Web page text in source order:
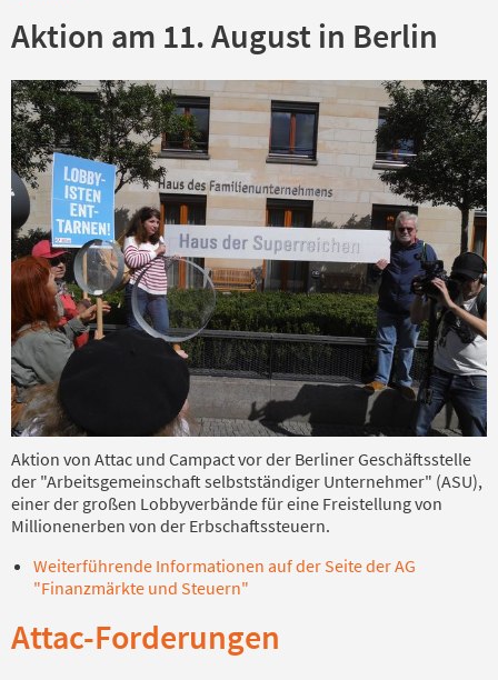
Aktion am 11. August in Berlin
Aktion von Attac und Campact vor der Berliner Geschäftsstelle
der "Arbeitsgemeinschaft selbstständiger Unternehmer" (ASU),
einer der großen Lobbyverbände für eine Freistellung von
Millionenerben von der Erbschaftssteuern.
Weiterführende Informationen auf der Seite der AG
"Finanzmärkte und Steuern"
Attac-Forderungen